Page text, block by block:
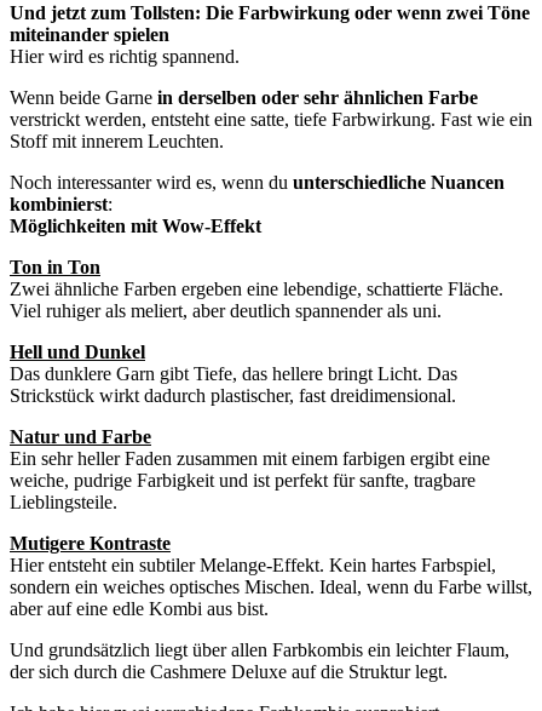
Und jetzt zum Tollsten: Die Farbwirkung oder wenn zwei Töne
miteinander spielen
Hier wird es richtig spannend.
Wenn beide Garne in derselben oder sehr ähnlichen Farbe
verstrickt werden, entsteht eine satte, tiefe Farbwirkung. Fast wie ein
Stoff mit innerem Leuchten.
Noch interessanter wird es, wenn du unterschiedliche Nuancen
kombinierst:
Möglichkeiten mit Wow-Effekt
Ton in Ton
Zwei ähnliche Farben ergeben eine lebendige, schattierte Fläche.
Viel ruhiger als meliert, aber deutlich spannender als uni.
Hell und Dunkel
Das dunklere Garn gibt Tiefe, das hellere bringt Licht. Das
Strickstück wirkt dadurch plastischer, fast dreidimensional.
Natur und Farbe
Ein sehr heller Faden zusammen mit einem farbigen ergibt eine
weiche, pudrige Farbigkeit und ist perfekt für sanfte, tragbare
Lieblingsteile.
Mutigere Kontraste
Hier entsteht ein subtiler Melange-Effekt. Kein hartes Farbspiel,
sondern ein weiches optisches Mischen. Ideal, wenn du Farbe willst,
aber auf eine edle Kombi aus bist.
Und grundsätzlich liegt über allen Farbkombis ein leichter Flaum,
der sich durch die Cashmere Deluxe auf die Struktur legt.